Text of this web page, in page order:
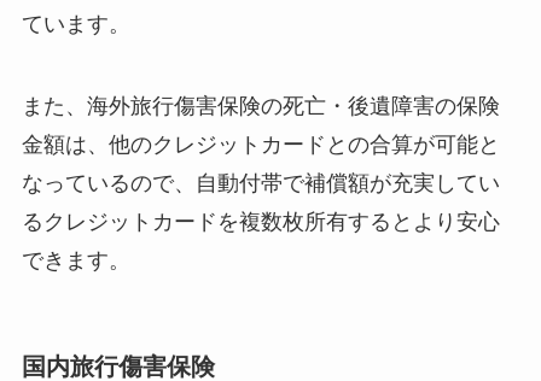
ています。
また、海外旅行傷害保険の死亡・後遺障害の保険
金額は、他のクレジットカードとの合算が可能と
なっているので、自動付帯で補償額が充実してい
るクレジットカードを複数枚所有するとより安心
できます。
国内旅行傷害保険